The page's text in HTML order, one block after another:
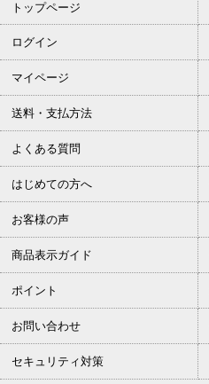
トップページ
ログイン
マイページ
送料・支払方法
よくある質問
はじめての方へ
お客様の声
商品表示ガイド
ポイント
お問い合わせ
セキュリティ対策